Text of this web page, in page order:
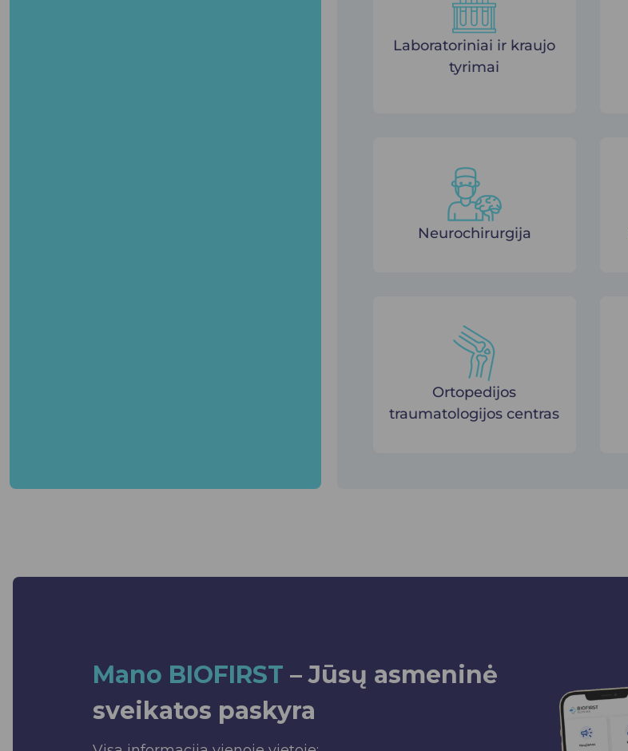
Laboratoriniai ir kraujo
tyrimai
Neurochirurgija
Ortopedijos
traumatologijos centras
Mano BIOFIRST – Jūsų asmeninė
sveikatos paskyra